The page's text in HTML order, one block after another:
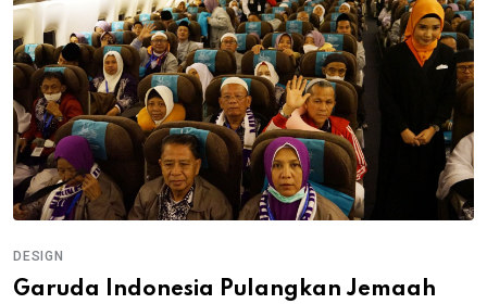
DESIGN
Garuda Indonesia Pulangkan Jemaah